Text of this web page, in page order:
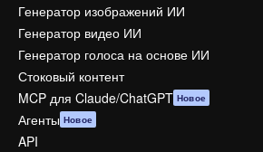
Генератор изображений ИИ
Генератор видео ИИ
Генератор голоса на основе ИИ
Стоковый контент
MCP для Claude/ChatGPT Новое
Агенты Новое
API